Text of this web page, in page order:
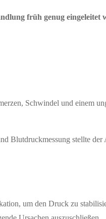
früh genug eingeleitet
Schwindel und einem
Blutdruckmessung stellte
um den Druck zu